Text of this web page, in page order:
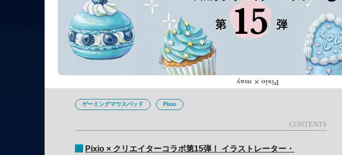
ゲーミングマウスパッド Pixio
Pixio × クリエイターコラボ第15弾！ イラストレーター・